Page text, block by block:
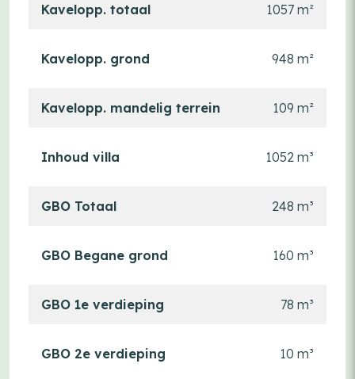
Kavelopp. totaal 1057 m²
Kavelopp. grond 948 m²
Kavelopp. mandelig terrein 109 m²
Inhoud villa 1052 m³
GBO Totaal 248 m³
GBO Begane grond 160 m³
GBO 1e verdieping 78 m³
GBO 2e verdieping 10 m³